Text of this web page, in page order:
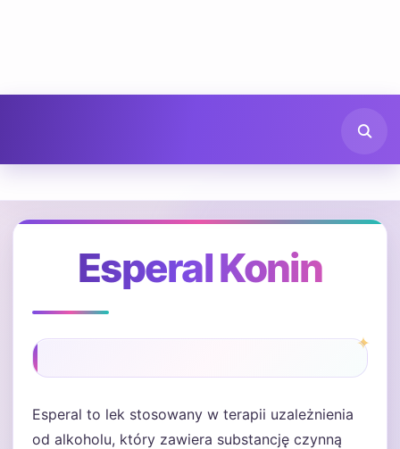
Esperal Konin
Esperal to lek stosowany w terapii uzależnienia
od alkoholu, który zawiera substancję czynną